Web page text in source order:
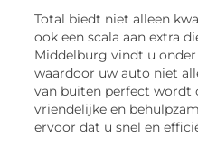
Total biedt niet alleen
ook een scala aan extra
Middelburg vindt u onder
waardoor uw auto niet
van buiten perfect wordt
vriendelijke en
ervoor dat u snel en